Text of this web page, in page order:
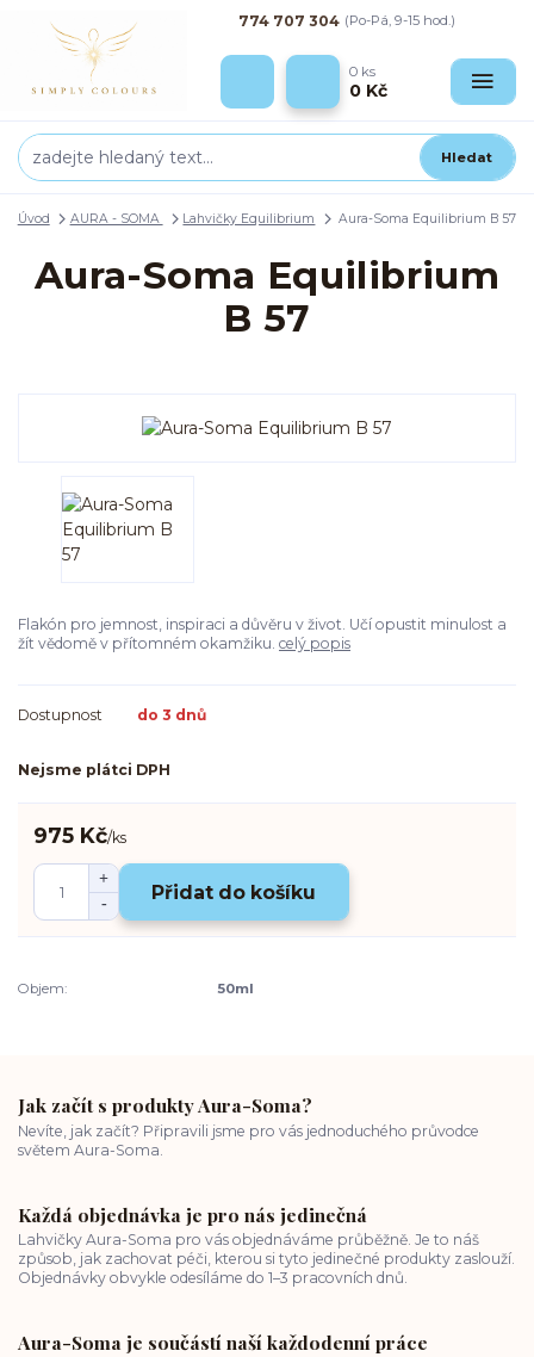
Hledat
774 707 304 (Po-Pá, 9-15 hod.)
0 ks
0 Kč
Úvod AURA - SOMA Lahvičky Equilibrium Aura-Soma Equilibrium B 57
Aura-Soma Equilibrium
B 57
Flakón pro jemnost, inspiraci a důvěru v život. Učí opustit minulost a
žít vědomě v přítomném okamžiku. celý popis
Dostupnost do 3 dnů
Nejsme plátci DPH
975 Kč/ks
Přidat do košíku
Objem: 50ml
Jak začít s produkty Aura-Soma?
Nevíte, jak začít? Připravili jsme pro vás jednoduchého průvodce
světem Aura-Soma.
Každá objednávka je pro nás jedinečná
Lahvičky Aura-Soma pro vás objednáváme průběžně. Je to náš
způsob, jak zachovat péči, kterou si tyto jedinečné produkty zaslouží.
Objednávky obvykle odesíláme do 1–3 pracovních dnů.
Aura-Soma je součástí naší každodenní práce